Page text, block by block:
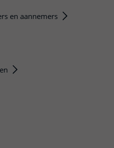
en aannemers